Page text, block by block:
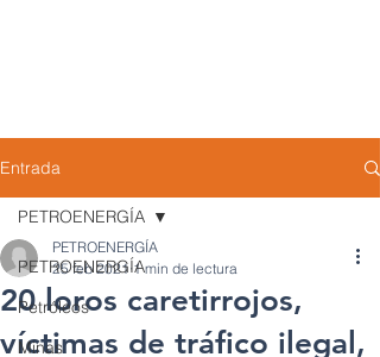
Entrada
PETROENERGÍA
Petróleos
Minas
PETROENERGÍA
20 loros caretirrojos,
víctimas de tráfico ilegal,
PETROENERGÍA
25 feb 2021 1 min de lectura